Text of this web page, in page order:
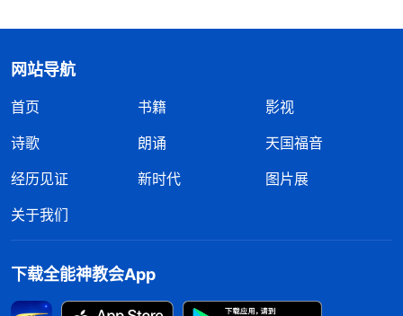
网站导航
首页 书籍
影视
诗歌
朗诵
天国福音
经历见证
新时代
图片展
关于我们
下载全能神教会App